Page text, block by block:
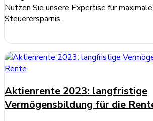
Nutzen Sie unsere Expertise für
Steuerersparnis.
weiterlesen ...
Aktienrente 2023: langfristige
Vermögensbildung für die